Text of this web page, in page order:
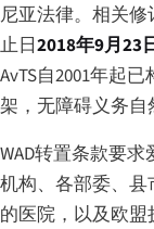
尼亚法律。相关修
止日2018年9月23
AvTS自2001年起
架，无障碍义务自
WAD转置条款要
机构、各部委、
的医院，以及欧